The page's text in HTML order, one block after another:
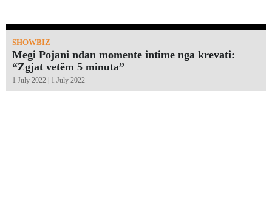
SHOWBIZ
Megi Pojani ndan momente intime nga krevati:
“Zgjat vetëm 5 minuta”￼
1 July 2022 | 1 July 2022